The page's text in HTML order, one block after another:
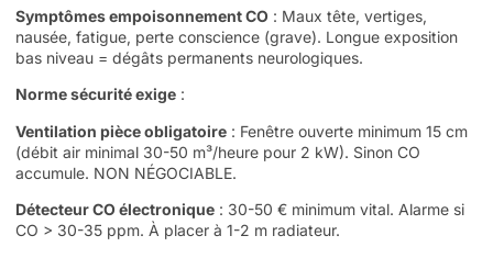
Symptômes empoisonnement CO : Maux tête, vertiges,
nausée, fatigue, perte conscience (grave). Longue exposition
bas niveau = dégâts permanents neurologiques.
Norme sécurité exige :
Ventilation pièce obligatoire : Fenêtre ouverte minimum 15 cm
(débit air minimal 30-50 m³/heure pour 2 kW). Sinon CO
accumule. NON NÉGOCIABLE.
Détecteur CO électronique : 30-50 € minimum vital. Alarme si
CO > 30-35 ppm. À placer à 1-2 m radiateur.